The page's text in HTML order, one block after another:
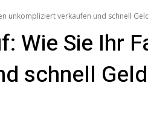
unkompliziert verkaufen und schnell
Wie Sie Ihr
schnell